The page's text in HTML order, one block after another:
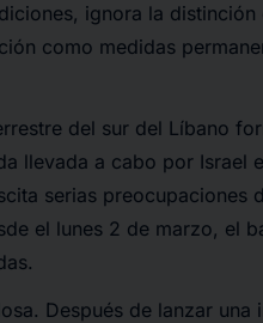
ignora la distinción
como medidas
del sur del Líbano
llevada a cabo por Israel
serias preocupaciones
el lunes 2 de marzo, el
Después de lanzar una